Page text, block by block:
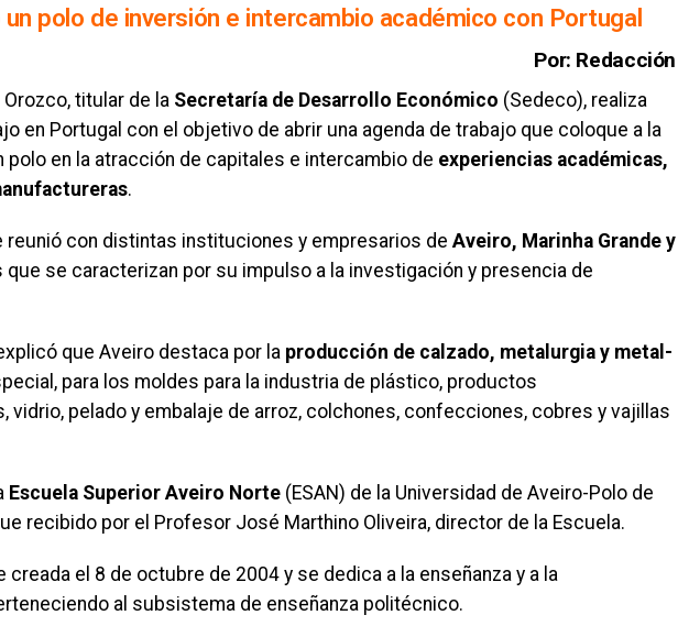
polo de inversión e intercambio académico con Portugal
Por: Redacción
titular de la Secretaría de Desarrollo Económico (Sedeco), realiza
en Portugal con el objetivo de abrir una agenda de trabajo que coloque a la
polo en la atracción de capitales e intercambio de experiencias académicas,
.
reunió con distintas instituciones y empresarios de Aveiro, Marinha Grande y
que se caracterizan por su impulso a la investigación y presencia de
que Aveiro destaca por la producción de calzado, metalurgia y metal-
para los moldes para la industria de plástico, productos
vidrio, pelado y embalaje de arroz, colchones, confecciones, cobres y vajillas
Escuela Superior Aveiro Norte (ESAN) de la Universidad de Aveiro-Polo de
recibido por el Profesor José Marthino Oliveira, director de la Escuela.
creada el 8 de octubre de 2004 y se dedica a la enseñanza y a la
al subsistema de enseñanza politécnico.